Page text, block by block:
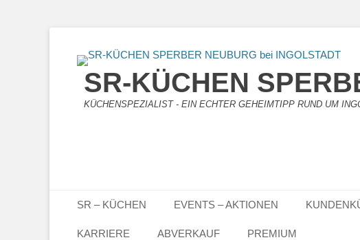
SR-KÜCHEN
KÜCHENSPEZIALIST - EIN ECHTER GEHEIMTIPP RUND UM
Primäres Menü
Inhalt
springen
SR – KÜCHEN EVENTS – AKTIONEN
KARRIERE ABVERKAUF
PREMIUM